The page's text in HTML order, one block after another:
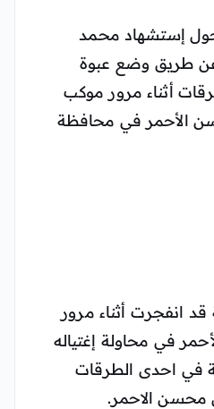
إستشهاد محمد
طريق وضع عبوة
أثناء مرور موكب
الأحمر في محافظة
قد انفجرت أثناء مرور
في محاولة إغتياله
في احدى الطرقات
محسن الاحمر.